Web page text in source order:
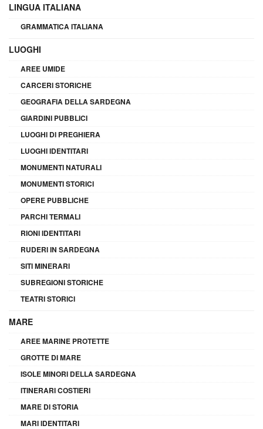
LINGUA ITALIANA
GRAMMATICA ITALIANA
LUOGHI
AREE UMIDE
CARCERI STORICHE
GEOGRAFIA DELLA SARDEGNA
GIARDINI PUBBLICI
LUOGHI DI PREGHIERA
LUOGHI IDENTITARI
MONUMENTI NATURALI
MONUMENTI STORICI
OPERE PUBBLICHE
PARCHI TERMALI
RIONI IDENTITARI
RUDERI IN SARDEGNA
SITI MINERARI
SUBREGIONI STORICHE
TEATRI STORICI
MARE
AREE MARINE PROTETTE
GROTTE DI MARE
ISOLE MINORI DELLA SARDEGNA
ITINERARI COSTIERI
MARE DI STORIA
MARI IDENTITARI